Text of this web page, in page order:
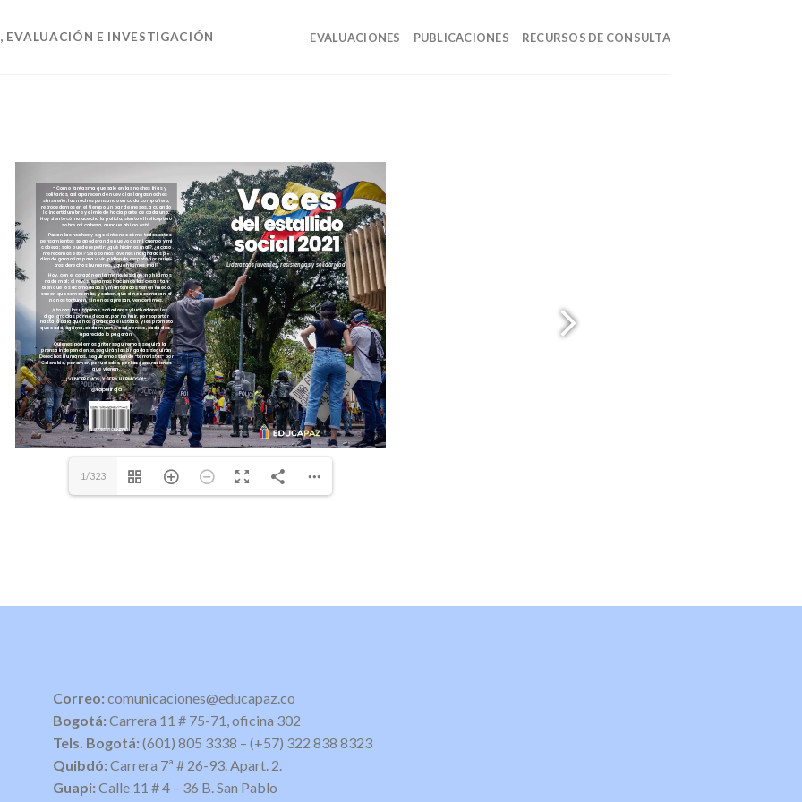
EVALUACIÓN E INVESTIGACIÓN EVALUACIONES PUBLICACIONES RECURSOS DE CONSULTA
1/323
Correo:comunicaciones@educapaz.co
Bogotá:Carrera 11 # 75-71, oficina 302
Tels. Bogotá:(601) 805 3338 – (+57) 322 838 8323
Quibdó:Carrera 7ª # 26-93. Apart. 2.
Guapi:Calle 11 # 4 – 36 B. San Pablo